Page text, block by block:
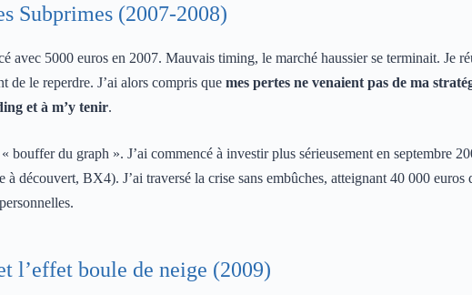
Subprimes (2007-2008)
avec 5000 euros en 2007. Mauvais timing, le marché haussier se terminait. Je
de le reperdre. J’ai alors compris que mes pertes ne venaient pas de ma
et à m’y tenir.
bouffer du graph ». J’ai commencé à investir plus sérieusement en septembre
à découvert, BX4). J’ai traversé la crise sans embûches, atteignant 40 000
l’effet boule de neige (2009)